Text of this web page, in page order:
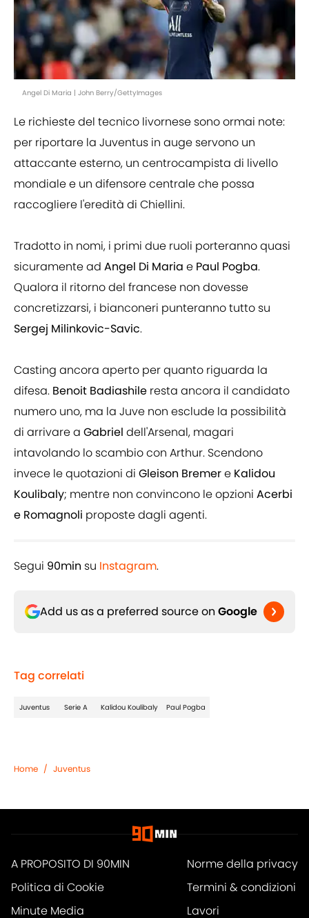
Angel Di Maria | John Berry/GettyImages
Le richieste del tecnico livornese sono ormai note:
per riportare la Juventus in auge servono un
attaccante esterno, un centrocampista di livello
mondiale e un difensore centrale che possa
raccogliere l'eredità di Chiellini.
Tradotto in nomi, i primi due ruoli porteranno quasi
sicuramente ad Angel Di Maria e Paul Pogba.
Qualora il ritorno del francese non dovesse
concretizzarsi, i bianconeri punteranno tutto su
Sergej Milinkovic-Savic.
Casting ancora aperto per quanto riguarda la
difesa. Benoit Badiashile resta ancora il candidato
numero uno, ma la Juve non esclude la possibilità
di arrivare a Gabriel dell'Arsenal, magari
intavolando lo scambio con Arthur. Scendono
invece le quotazioni di Gleison Bremere Kalidou
Koulibaly; mentre non convincono le opzioni Acerbi
e Romagnoli proposte dagli agenti.
Segui 90min su Instagram.
Add us as a preferred source on Google
Tag correlati
Juventus Serie A Kalidou Koulibaly Paul Pogba
Home / Juventus
A PROPOSITO DI 90MIN
Norme della privacy
Politica di Cookie
Termini & condizioni
Minute Media
Lavori